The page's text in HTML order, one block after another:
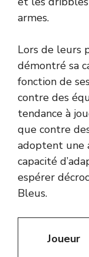
armes.
Lors de leurs
démontré sa
fonction de
contre des
tendance à
que contre
adoptent une
capacité
espérer
Bleus.
Joueur